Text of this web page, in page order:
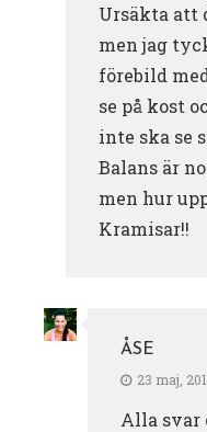
Ursäkta att
men jag
förebild
se på kost
inte ska se
Balans är
men hur
Kramisar!!
ÅSE
23 maj,
Alla svar